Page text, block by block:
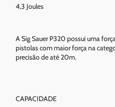
4,3 Joules
A Sig Sauer P320 possui uma
pistolas com maior força na
precisão de até 20m.
CAPACIDADE